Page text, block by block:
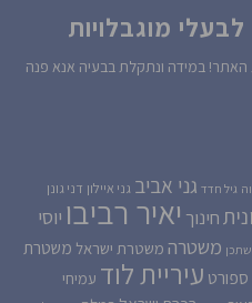
מוגבלויות
במידה ונתקלת בבעיה אנא פנה
גיל חדד גני אביב גני איילון דני גונן
חינוך יאיר רביבו יוסי
משטרה משטרת ישראל משטרת
ספורט עיריית לוד עמיחי